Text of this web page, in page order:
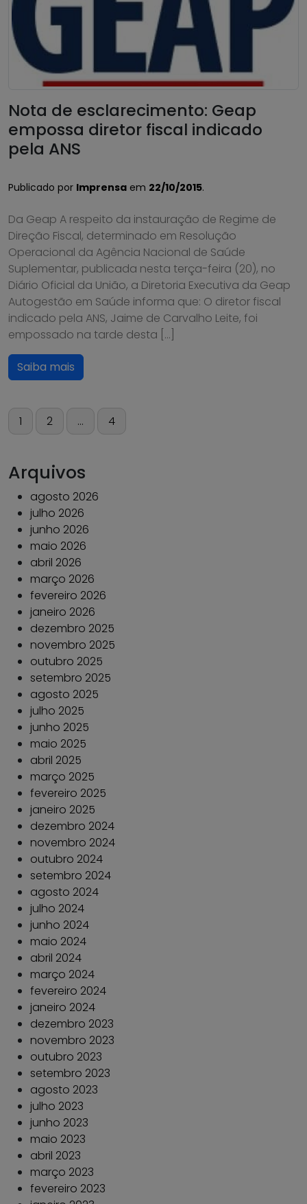
Nota de esclarecimento: Geap
empossa diretor fiscal indicado
pela ANS
Publicado por Imprensa em 22/10/2015.
Da Geap A respeito da instauração de Regime de
Direção Fiscal, determinado em Resolução
Operacional da Agência Nacional de Saúde
Suplementar, publicada nesta terça-feira (20), no
Diário Oficial da União, a Diretoria Executiva da Geap
Autogestão em Saúde informa que: O diretor fiscal
indicado pela ANS, Jaime de Carvalho Leite, foi
empossado na tarde desta […]
Saiba mais
Paginação
posts
1 2 … 4
Arquivos
agosto 2026
julho 2026
junho 2026
maio 2026
abril 2026
março 2026
fevereiro 2026
janeiro 2026
dezembro 2025
novembro 2025
outubro 2025
setembro 2025
agosto 2025
julho 2025
junho 2025
maio 2025
abril 2025
março 2025
fevereiro 2025
janeiro 2025
dezembro 2024
novembro 2024
outubro 2024
setembro 2024
agosto 2024
julho 2024
junho 2024
maio 2024
abril 2024
março 2024
fevereiro 2024
janeiro 2024
dezembro 2023
novembro 2023
outubro 2023
setembro 2023
agosto 2023
julho 2023
junho 2023
maio 2023
abril 2023
março 2023
fevereiro 2023